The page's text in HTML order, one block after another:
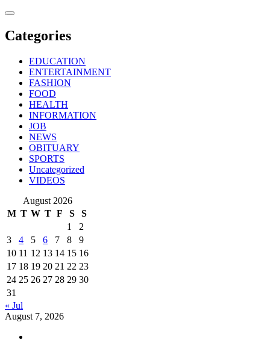
Skip
content
Categories
EDUCATION
ENTERTAINMENT
FASHION
FOOD
HEALTH
INFORMATION
JOB
NEWS
OBITUARY
SPORTS
Uncategorized
VIDEOS
August 2026
M T W T F S
S
1
2
3
4 5 6 7 8
9
10 11 12 13 14 15 16
17 18 19 20 21 22 23
24 25 26 27 28 29 30
31
« Jul
August 7, 2026